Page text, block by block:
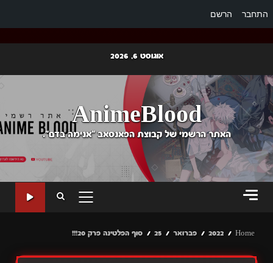
התחבר הרשם
content
אוגוסט 6, 2026
AnimeBlood
האתר הרשמי של קבוצת הפאנסאב "אנימה בדם".
PRIMARY
Home
2022 פברואר 25 סוף הפלטינה פרק 20!!!